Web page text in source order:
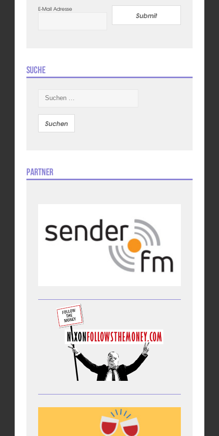
E-Mail Adresse
Submit
Suche
nach:
Partner